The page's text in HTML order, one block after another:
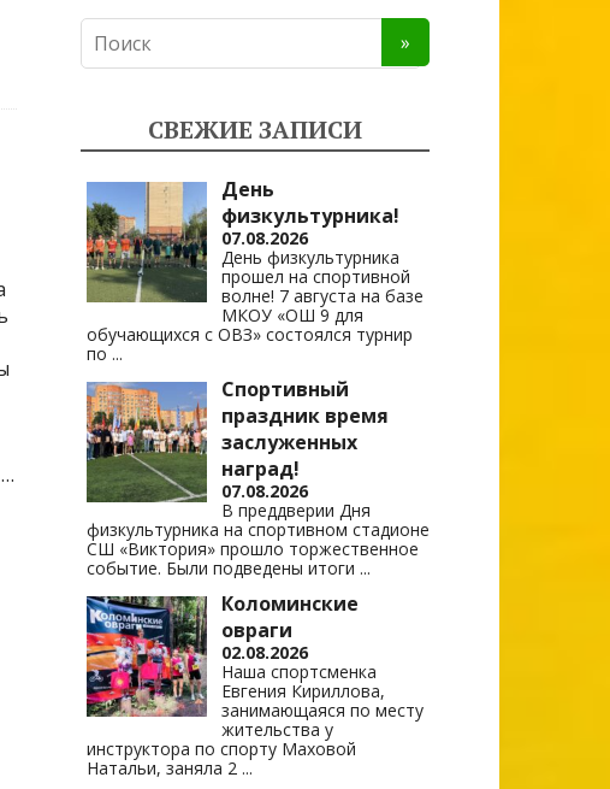
СВЕЖИЕ ЗАПИСИ
День
физкультурника!
07.08.2026
День физкультурника
прошел на спортивной
волне! 7 августа на базе
МКОУ «ОШ 9 для
обучающихся с ОВЗ» состоялся турнир
по...
Спортивный
праздник время
заслуженных
наград!
07.08.2026
В преддверии Дня
физкультурника на спортивном стадионе
СШ «Виктория» прошло торжественное
событие. Были подведены итоги ...
Коломинские
овраги
02.08.2026
Наша спортсменка
Евгения Кириллова,
занимающаяся по месту
жительства у
инструктора по спорту Маховой
Натальи, заняла 2 ...